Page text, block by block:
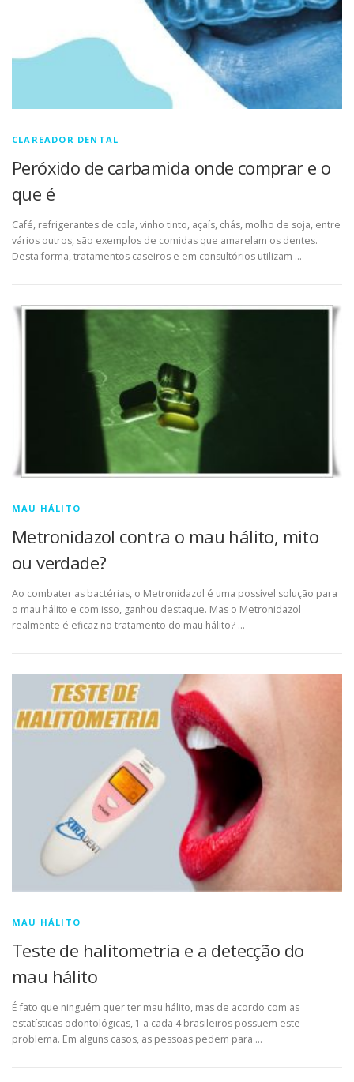
CLAREADOR DENTAL
Peróxido de carbamida onde comprar e o
que é
Café, refrigerantes de cola, vinho tinto, açaís, chás, molho de soja, entre
vários outros, são exemplos de comidas que amarelam os dentes.
Desta forma, tratamentos caseiros e em consultórios utilizam …
MAU HÁLITO
Metronidazol contra o mau hálito, mito
ou verdade?
Ao combater as bactérias, o Metronidazol é uma possível solução para
o mau hálito e com isso, ganhou destaque. Mas o Metronidazol
realmente é eficaz no tratamento do mau hálito? …
MAU HÁLITO
Teste de halitometria e a detecção do
mau hálito
É fato que ninguém quer ter mau hálito, mas de acordo com as
estatísticas odontológicas, 1 a cada 4 brasileiros possuem este
problema. Em alguns casos, as pessoas pedem para …